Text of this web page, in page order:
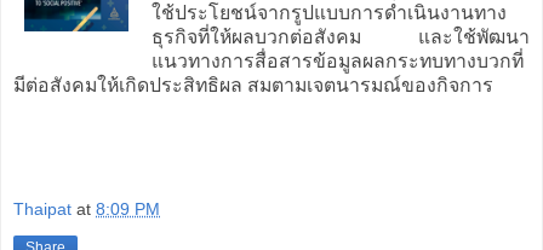
ใช้ประโยชน์จากรูปแบบการดำเนินงานทาง
ธุรกิจที่ให้ผลบวกต่อสังคม และใช้พัฒนา
แนวทางการสื่อสารข้อมูลผลกระทบทางบวกที่
มีต่อสังคมให้เกิดประสิทธิผล สมตามเจตนารมณ์ของกิจการ
Thaipat at 8:09 PM